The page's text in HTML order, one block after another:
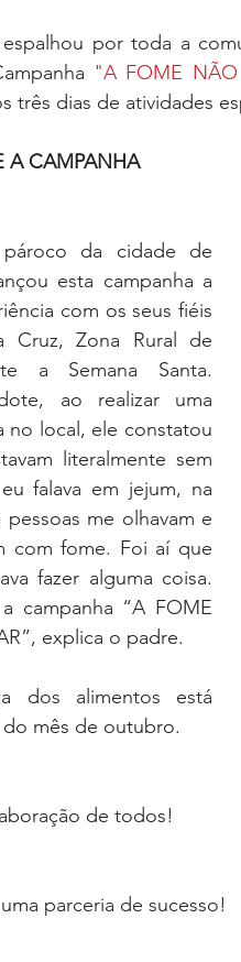
por toda a
"A FOME NÃO
três dias de atividades
A CAMPANHA
da cidade de
esta campanha a
com os seus fiéis
Cruz, Zona Rural de
a Semana Santa.
ao realizar uma
no local, ele constatou
literalmente sem
falava em jejum, na
me olhavam e
com fome. Foi aí que
fazer alguma coisa.
campanha “A FOME
explica o padre.
dos alimentos está
mês de outubro.
de todos!
parceria de sucesso!